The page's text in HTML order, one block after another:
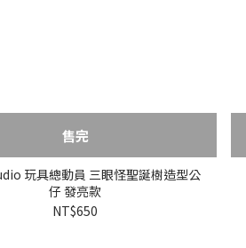
售完
玩具總動員 三眼怪聖誕樹造型公
仔 發亮款
NT$650